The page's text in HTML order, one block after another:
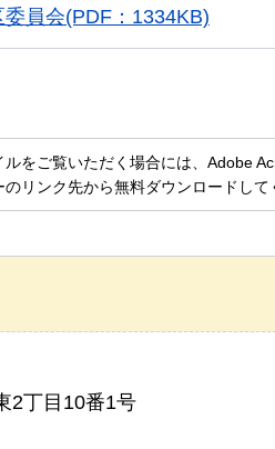
員会(PDF：1334KB)
ルをご覧いただく場合には、Adobe
リンク先から無料ダウンロードして
2丁目10番1号